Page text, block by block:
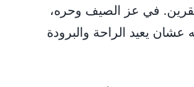
في عز الصيف وحره،
عشان يعيد الراحة والبرودة